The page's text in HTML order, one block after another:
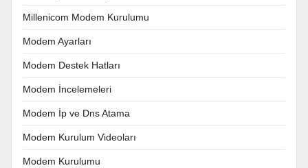
Millenicom Modem Kurulumu
Modem Ayarları
Modem Destek Hatları
Modem İncelemeleri
Modem İp ve Dns Atama
Modem Kurulum Videoları
Modem Kurulumu